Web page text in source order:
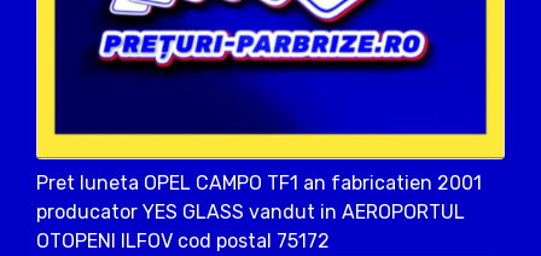
Pret luneta OPEL CAMPO TF1 an fabricatien 2001
producator YES GLASS vandut in AEROPORTUL
OTOPENI ILFOV cod postal 75172